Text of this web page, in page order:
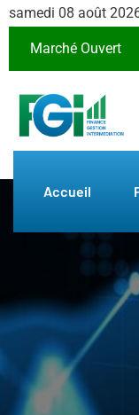
samedi 08 août
Marché Ouvert
3 010 7.50%
Accueil